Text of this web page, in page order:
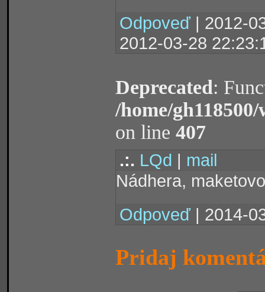
Odpoveď | 2012-
2012-03-28
Deprecated:
/home/
on line 407
.:. LQd | mail
Nádhera,
Odpoveď | 2014-
Pridaj